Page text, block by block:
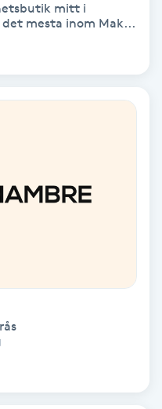
mitt i
mesta inom Mak...